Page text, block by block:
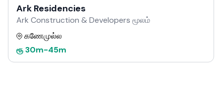
Ark Residencies
Ark Construction & Developers மூலம்
கணேமுல்ல
ரூ30m-45m